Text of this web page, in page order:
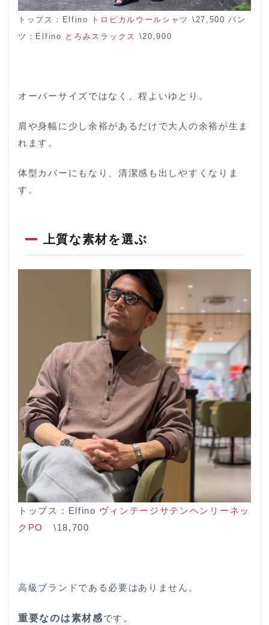
トップス：Elfino トロピカルウールシャツ \27,500 パン
ツ：Elfino とろみスラックス \20,900
オーバーサイズではなく、程よいゆとり。
肩や身幅に少し余裕があるだけで大人の余裕が生ま
れます。
体型カバーにもなり、清潔感も出しやすくなりま
す。
上質な素材を選ぶ
トップス：Elfino ヴィンテージサテンヘンリーネッ
クPO
\18,700
高級ブランドである必要はありません。
重要なのは素材感です。